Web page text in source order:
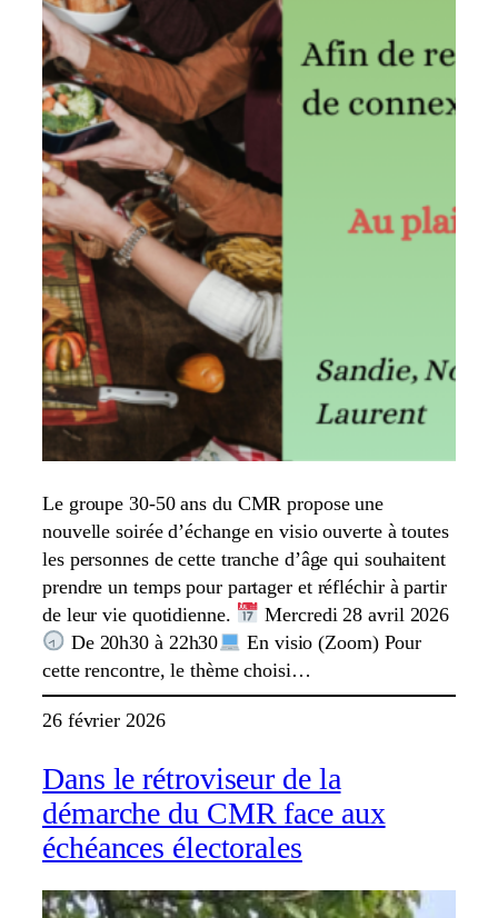
Le groupe 30-50 ans du CMR propose une
nouvelle soirée d’échange en visio ouverte à toutes
les personnes de cette tranche d’âge qui souhaitent
prendre un temps pour partager et réfléchir à partir
de leur vie quotidienne.
Mercredi 28 avril 2026
De 20h30 à 22h30
En visio (Zoom) Pour
cette rencontre, le thème choisi…
26 février 2026
Dans le rétroviseur de la
démarche du CMR face aux
échéances électorales